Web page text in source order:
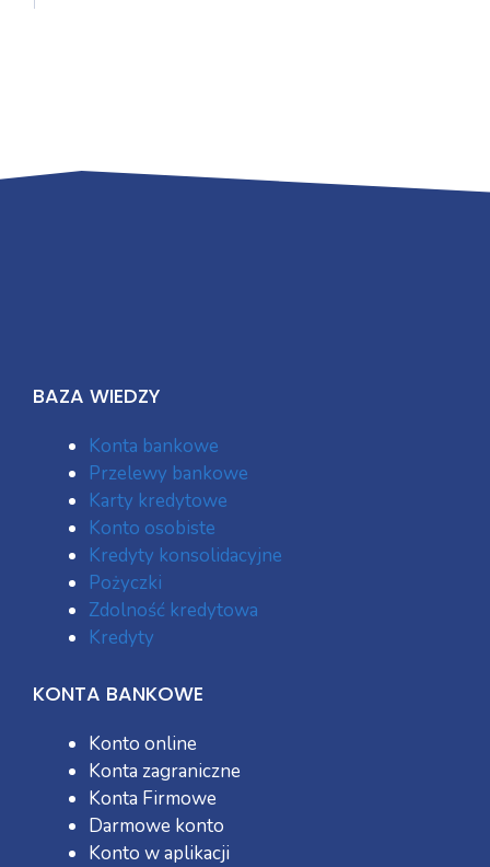
BAZA WIEDZY
Konta bankowe
Przelewy bankowe
Karty kredytowe
Konto osobiste
Kredyty konsolidacyjne
Pożyczki
Zdolność kredytowa
Kredyty
KONTA BANKOWE
Konto online
Konta zagraniczne
Konta Firmowe
Darmowe konto
Konto w aplikacji